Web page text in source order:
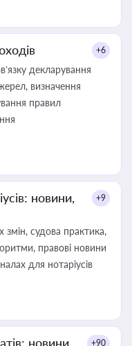
+6
декларування
визначення
правил
новини,
+9
судова практика,
правові новини
для нотаріусів
новини,
+90